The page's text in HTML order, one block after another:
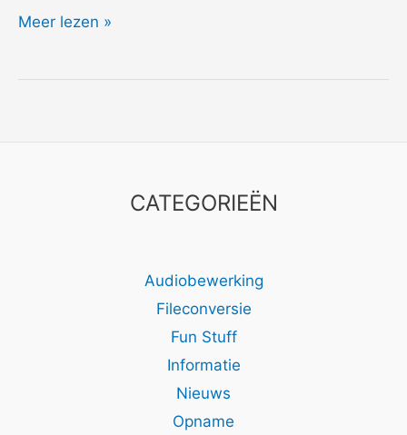
2006
Meer lezen »
CATEGORIEËN
Audiobewerking
Fileconversie
Fun Stuff
Informatie
Nieuws
Opname